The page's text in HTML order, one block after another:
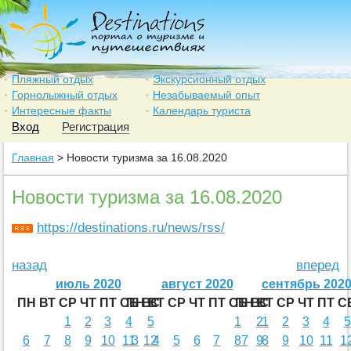
Пляжный отдых
Экскурсионный отдых
Горнолыжный отдых
Незабываемый опыт
Интересные факты
Календарь туриста
Вход Регистрация
Главная > Новости туризма за 16.08.2020
Новости туризма за 16.08.2020
https://destinations.ru/news/rss/
назад вперед
июль 2020
ПН ВТ СР ЧТ ПТ СБ ВС
1
2 3 4
5
6
7 8 9 10 11
12
август 2020
ПН ВТ СР ЧТ ПТ СБ ВС
1
2
3
4 5 6 7 8
9
сентябрь 2020
ПН ВТ СР ЧТ ПТ
1
2 3 4
5
7
8 9 10 11